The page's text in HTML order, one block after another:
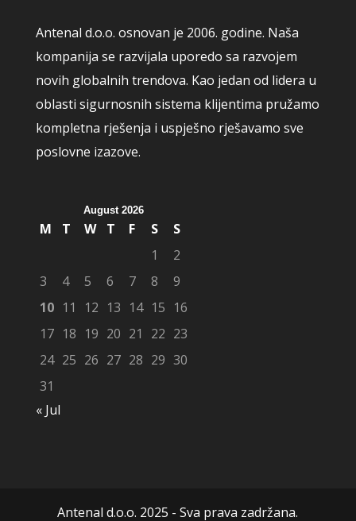
Antenal d.o.o. osnovan je 2006. godine. Naša
kompanija se razvijala uporedo sa razvojem
novih globalnih trendova. Kao jedan od lidera u
oblasti sigurnosnih sistema klijentima pružamo
kompletna rješenja i uspješno rješavamo sve
poslovne izazove.
August 2026
M T W T F S
S
1
2
3
4 5 6 7 8
9
10 11 12 13 14 15 16
17 18 19 20 21 22 23
24 25 26 27 28 29 30
31
« Jul
Antenal d.o.o. 2025 - Sva prava zadržana.